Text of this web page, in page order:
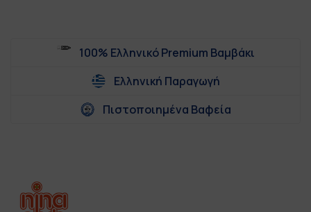
100% Ελληνικό Premium Βαμβάκι
Ελληνική Παραγωγή
Πιστοποιημένα Βαφεία